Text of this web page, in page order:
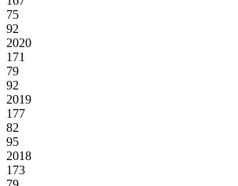
75
92
2020
171
79
92
2019
177
82
95
2018
173